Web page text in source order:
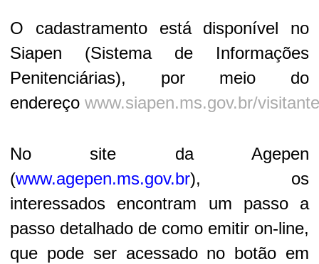
O cadastramento está disponível no
Siapen (Sistema de Informações
Penitenciárias), por meio do
endereço www.siapen.ms.gov.br/visitante
No site da Agepen
(www.agepen.ms.gov.br), os
interessados encontram um passo a
passo detalhado de como emitir on-line,
que pode ser acessado no botão em